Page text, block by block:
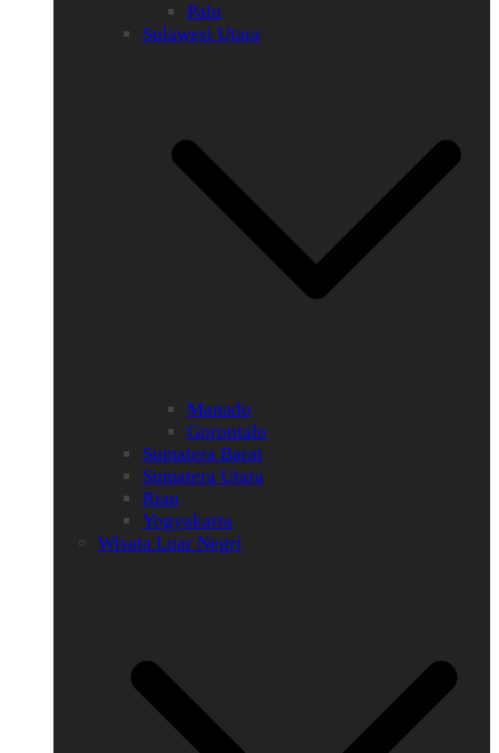
Palu
Sulawesi Utara
Manado
Gorontalo
Sumatera Barat
Sumatera Utara
Riau
Yogyakarta
Wisata Luar Negri